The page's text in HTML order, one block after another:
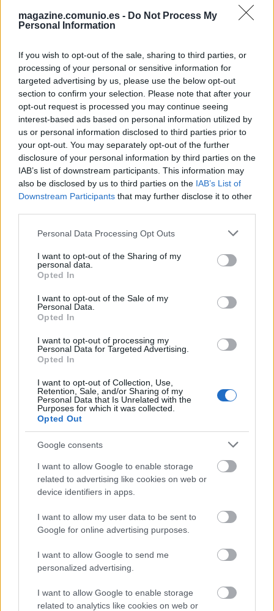
magazine.comunio.es - Do Not Process My
Personal Information
If you wish to opt-out of the sale, sharing to third parties, or
processing of your personal or sensitive information for
targeted advertising by us, please use the below opt-out
section to confirm your selection. Please note that after your
opt-out request is processed you may continue seeing
interest-based ads based on personal information utilized by
us or personal information disclosed to third parties prior to
your opt-out. You may separately opt-out of the further
disclosure of your personal information by third parties on the
IAB’s list of downstream participants. This information may
also be disclosed by us to third parties on the IAB’s List of
Downstream Participants that may further disclose it to other
Please note that this website/app uses one or more Google
not limited to your visit or usage behaviour. You may click to
grant or deny consent to Google and its third-party tags to
use your data for below specified purposes in below Google
consent section.
Personal Data Processing Opt Outs
I want to opt-out of the Sharing of my
personal data.
Opted In
I want to opt-out of the Sale of my
Personal Data.
Opted In
I want to opt-out of processing my
Personal Data for Targeted Advertising.
Opted In
I want to opt-out of Collection, Use,
Retention, Sale, and/or Sharing of my
Personal Data that Is Unrelated with the
Purposes for which it was collected.
Opted Out
Google consents
I want to allow Google to enable storage
related to advertising like cookies on web or
device identifiers in apps.
I want to allow my user data to be sent to
Google for online advertising purposes.
I want to allow Google to send me
personalized advertising.
I want to allow Google to enable storage
related to analytics like cookies on web or
DIMITRIEVSKI
UNAI NÚÑEZ
VÁZQUEZ
TÁRREGA
PEPELU
GUIDO
UGRINIC
LUIS RIOJA
Foulquier, Copete.
Estos jugadores son duda
Posibles cambios en el once
: Corberán puede apostar por
un once similar al que perdió en Villarreal, con la posible
entrada de Almeida en el lugar de Javi Guerra o Ugrinic.
Tárrega puede entrar en el once por la lesión de Copete,
siendo otra opción Unai Núñez. Danjuma podría jugar en el
puesto de Luis Rioja.
SofaScore-Puntuaciones: preguntas más frecuentes
SofaScore, la prestigiosa app y
rendimiento de los futbolistas en
Comunio.es. A continuación
respondemos las preguntas más
Osasuna
BUDIMIR